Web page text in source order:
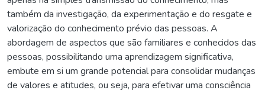
também da investigação, da experimentação e do resgate e
valorização do conhecimento prévio das pessoas. A
abordagem de aspectos que são familiares e conhecidos das
pessoas, possibilitando uma aprendizagem significativa,
embute em si um grande potencial para consolidar mudanças
de valores e atitudes, ou seja, para efetivar uma consciência